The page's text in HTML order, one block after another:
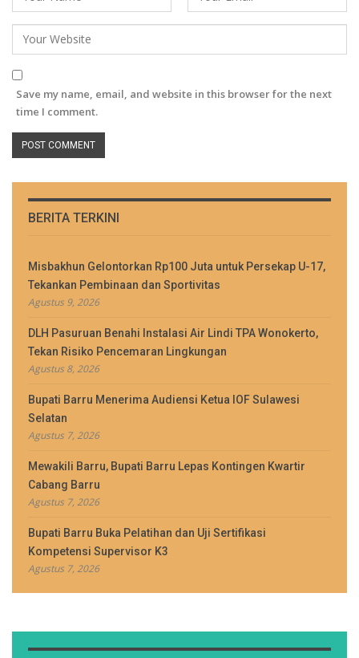
Save my name, email, and website in this browser for the next
time I comment.
BERITA TERKINI
Misbakhun Gelontorkan Rp100 Juta untuk Persekap U-17,
Tekankan Pembinaan dan Sportivitas
Agustus 9, 2026
DLH Pasuruan Benahi Instalasi Air Lindi TPA Wonokerto,
Tekan Risiko Pencemaran Lingkungan
Agustus 8, 2026
Bupati Barru Menerima Audiensi Ketua IOF Sulawesi
Selatan
Agustus 7, 2026
Mewakili Barru, Bupati Barru Lepas Kontingen Kwartir
Cabang Barru
Agustus 7, 2026
Bupati Barru Buka Pelatihan dan Uji Sertifikasi
Kompetensi Supervisor K3
Agustus 7, 2026